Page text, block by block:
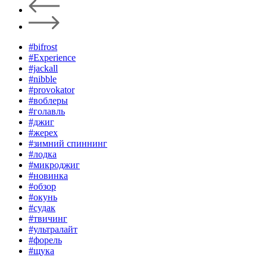
#bifrost
#Experience
#jackall
#nibble
#provokator
#воблеры
#голавль
#джиг
#жерех
#зимний спиннинг
#лодка
#микроджиг
#новинка
#обзор
#окунь
#судак
#твичинг
#ультралайт
#форель
#щука